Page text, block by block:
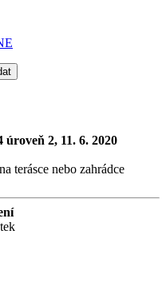
2, 11. 6. 2020
terásce nebo zahrádce